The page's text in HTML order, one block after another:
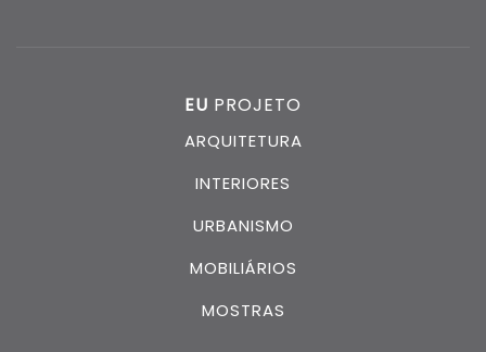
EU PROJETO
ARQUITETURA
INTERIORES
URBANISMO
MOBILIÁRIOS
MOSTRAS